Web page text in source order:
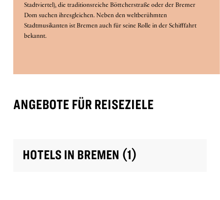
August
Stadtviertel), die traditionsreiche Böttcherstraße oder der Bremer
Dom suchen ihresgleichen. Neben den weltberühmten
Stadtmusikanten ist Bremen auch für seine Rolle in der Schifffahrt
bekannt.
ANGEBOTE FÜR REISEZIELE
HOTELS IN BREMEN (1)